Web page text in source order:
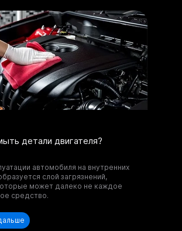
по
составам
детали двигателя?
автомобиля на внутренних
слой загрязнений,
может далеко не каждое
средство.